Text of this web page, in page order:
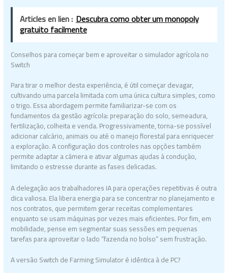
Articles en lien : Descubra como obter um monopoly
gratuito facilmente
Conselhos para começar bem e aproveitar o simulador agrícola no
Switch
Para tirar o melhor desta experiência, é útil começar devagar,
cultivando uma parcela limitada com uma única cultura simples, como
o trigo. Essa abordagem permite familiarizar-se com os
fundamentos da gestão agrícola: preparação do solo, semeadura,
fertilização, colheita e venda. Progressivamente, torna-se possível
adicionar calcário, animais ou até o manejo florestal para enriquecer
a exploração. A configuração dos controles nas opções também
permite adaptar a câmera e ativar algumas ajudas à condução,
limitando o estresse durante as fases delicadas.
A delegação aos trabalhadores IA para operações repetitivas é outra
dica valiosa. Ela libera energia para se concentrar no planejamento e
nos contratos, que permitem gerar receitas complementares
enquanto se usam máquinas por vezes mais eficientes. Por fim, em
mobilidade, pense em segmentar suas sessões em pequenas
tarefas para aproveitar o lado “fazenda no bolso” sem frustração.
A versão Switch de Farming Simulator é idêntica à de PC?